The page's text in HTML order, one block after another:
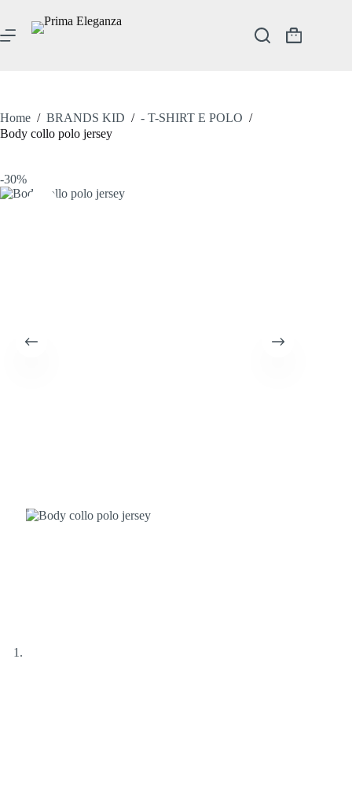
contenuto
Carrello
Home / BRANDS KID / - T-SHIRT E POLO /
Body collo polo jersey
-30%